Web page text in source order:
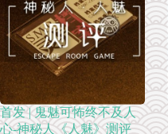
首发 | 鬼魅可怖终不及人
心-神秘人《人魅》测评